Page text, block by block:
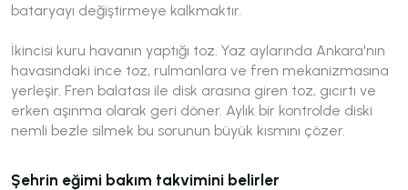
bataryayı değiştirmeye kalkmaktır.
İkincisi kuru havanın yaptığı toz. Yaz aylarında Ankara'nın
havasındaki ince toz, rulmanlara ve fren mekanizmasına
yerleşir. Fren balatası ile disk arasına giren toz, gıcırtı ve
erken aşınma olarak geri döner. Aylık bir kontrolde diski
nemli bezle silmek bu sorunun büyük kısmını çözer.
Şehrin eğimi bakım takvimini belirler